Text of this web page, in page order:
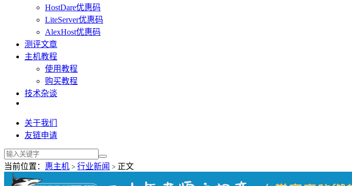
HostDare优惠码
LiteServer优惠码
AlexHost优惠码
测评文章
主机教程
使用教程
购买教程
技术杂谈
关于我们
友链申请
当前位置： 惠主机 > 行业新闻 > 正文